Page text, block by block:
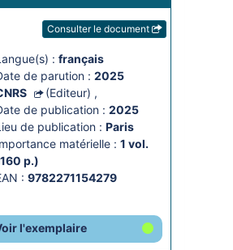
Consulter le document
: français
de parution : 2025
(Editeur) ,
de publication : 2025
de publication : Paris
matérielle : 1 vol.
p.)
: 9782271154279
l'exemplaire